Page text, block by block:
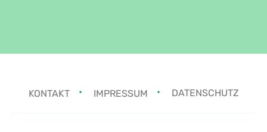
KONTAKT IMPRESSUM DATENSCHUTZ